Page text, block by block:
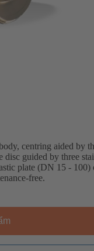
centring aided by
guided by three
plate (DN 15 - 100)
free.